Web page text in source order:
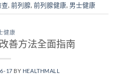
查, 前列腺, 前列腺健康, 男士健康
健康
善方法全面指南
17 BY HEALTHMALL